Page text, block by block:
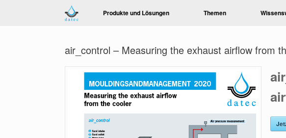
Produkte und Lösungen Themen
air_control – Measuring the exhaust airflow from